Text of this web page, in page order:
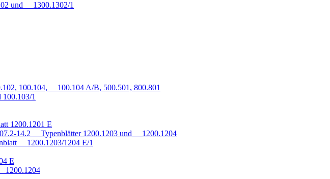
und 1300.1302/1
100.104, 100.104 A/B, 500.501, 800.801
1
1200.1201 E
14.2 Typenblätter 1200.1203 und 1200.1204
1200.1203/1204 E/1
E
1200.1204